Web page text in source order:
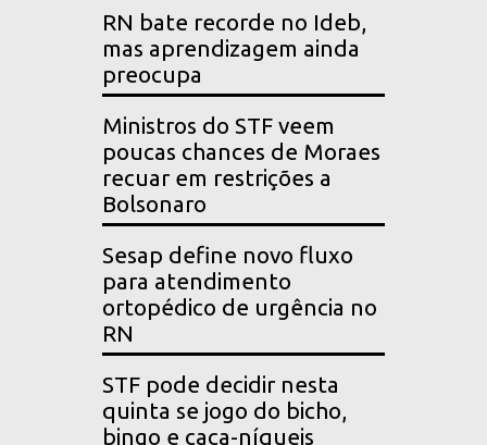
RN bate recorde no Ideb,
mas aprendizagem ainda
preocupa
Ministros do STF veem
poucas chances de Moraes
recuar em restrições a
Bolsonaro
Sesap define novo fluxo
para atendimento
ortopédico de urgência no
RN
STF pode decidir nesta
quinta se jogo do bicho,
bingo e caça-níqueis